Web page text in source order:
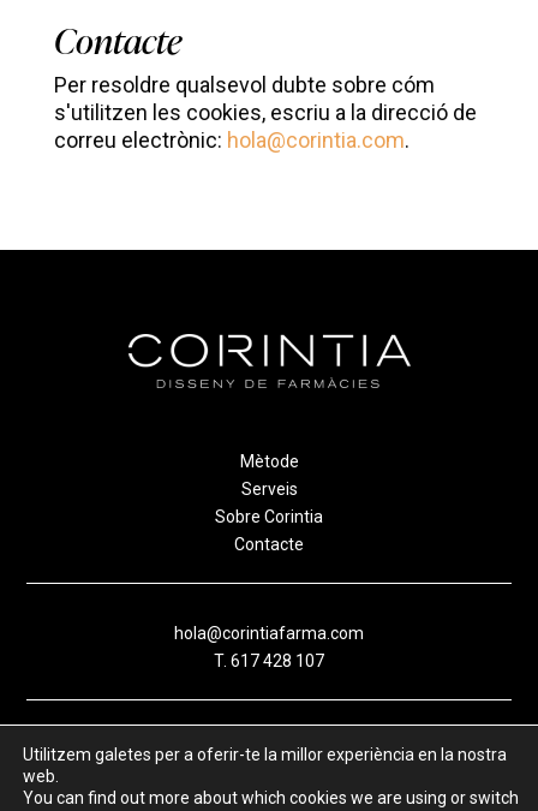
Contacte
Per resoldre qualsevol dubte sobre cóm
s'utilitzen les cookies, escriu a la direcció de
correu electrònic: hola@corintia.com.
Mètode
Serveis
Sobre Corintia
Contacte
hola@corintiafarma.com
T. 617 428 107
Avís legal
Política de cookies
Utilitzem galetes per a oferir-te la millor experiència en la nostra
web.
You can find out more about which cookies we are using or switch